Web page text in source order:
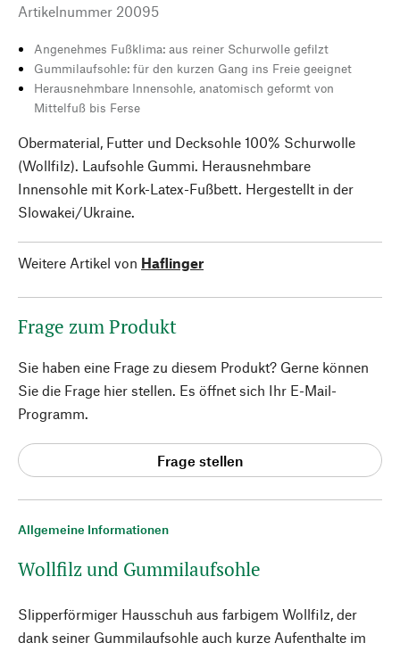
Allgemeine Informationen
Wollfilz und Gummilaufsohle
Slipperförmiger Hausschuh aus farbigem Wollfilz, der
dank seiner Gummilaufsohle auch kurze Aufenthalte im
Artikelnummer 20095
Angenehmes Fußklima: aus reiner Schurwolle gefilzt
Gummilaufsohle: für den kurzen Gang ins Freie geeignet
Herausnehmbare Innensohle, anatomisch geformt von
Mittelfuß bis Ferse
Obermaterial, Futter und Decksohle 100% Schurwolle
(Wollfilz). Laufsohle Gummi. Herausnehmbare
Innensohle mit Kork-Latex-Fußbett. Hergestellt in der
Slowakei/Ukraine.
Weitere Artikel von Haflinger
Frage zum Produkt
Sie haben eine Frage zu diesem Produkt? Gerne können
Sie die Frage hier stellen. Es öffnet sich Ihr E-Mail-
Programm.
Frage stellen